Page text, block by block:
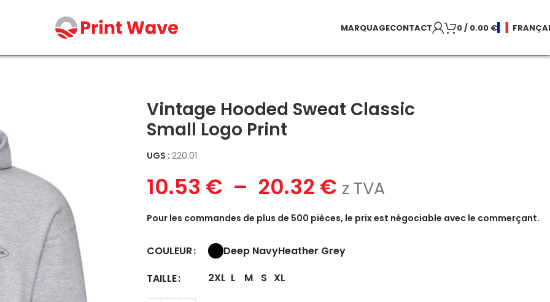
MARQUAGECONTACT 0/ 0.00 €
Vintage Hooded Sweat Classic
Small Logo Print
UGS : 220.01
10.53 € – 20.32 € z TVA
Pour les commandes de plus de 500 pièces, le prix est négociable avec le commerçant.
COULEUR Deep NavyHeather Grey
TAILLE
2XL L M S XL